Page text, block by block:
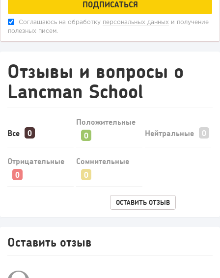
Соглашаюсь на обработку персональных данных и получение
полезных писем.
Отзывы и вопросы о
Lancman School
Все
Положительные
Нейтральные
Отрицательные Сомнительные
ОСТАВИТЬ ОТЗЫВ
Оставить отзыв